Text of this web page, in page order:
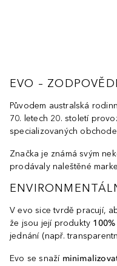
EVO –
Původem australská
70. letech 20. století
specializovaných
Značka je známá svým
prodávaly naleštěné
V evo sice tvrdě pracují,
že jsou její produkty
jednání (např.
Evo se snaží